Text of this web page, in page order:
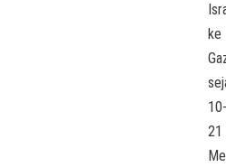
ke
10-
21